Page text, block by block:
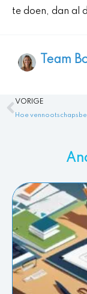
te doen, dan al
Team
Vorige
VORIGE